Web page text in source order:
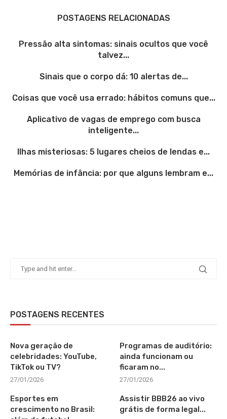
POSTAGENS RELACIONADAS
Pressão alta sintomas: sinais ocultos que você
talvez...
Sinais que o corpo dá: 10 alertas de...
Coisas que você usa errado: hábitos comuns que...
Aplicativo de vagas de emprego com busca
inteligente...
Ilhas misteriosas: 5 lugares cheios de lendas e...
Memórias de infância: por que alguns lembram e...
POSTAGENS RECENTES
Nova geração de
celebridades: YouTube,
TikTok ou TV?
27/01/2026
Programas de auditório:
ainda funcionam ou
ficaram no...
27/01/2026
Esportes em
crescimento no Brasil:
Assistir BBB26 ao vivo
grátis de forma legal...